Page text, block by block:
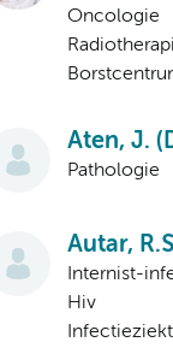
Oncologie
Aten, J.
Pathologie
Autar,
Internist-
Hiv